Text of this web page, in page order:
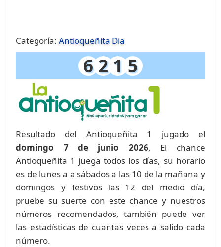
Categoría:Antioqueñita Dia
6 2 1 5
Resultado del Antioqueñita 1 jugado el
domingo 7 de junio 2026, El chance
Antioqueñita 1 juega todos los días, su horario
es de lunes a a sábados a las 10 de la mañana y
domingos y festivos las 12 del medio día,
pruebe su suerte con este chance y nuestros
números recomendados, también puede ver
las estadísticas de cuantas veces a salido cada
número.